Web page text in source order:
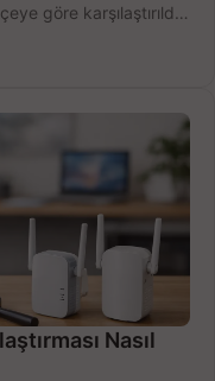
göre karşılaştırıldı.
Nasıl